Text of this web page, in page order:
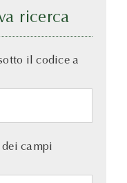
ricerca
il codice a
campi